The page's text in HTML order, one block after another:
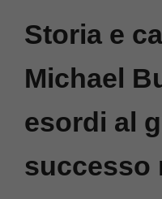
Storia e
Michael
esordi al
successo